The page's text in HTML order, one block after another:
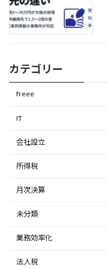
カテゴリー
freee
IT
会社設立
所得税
月次決算
未分類
業務効率化
法人税